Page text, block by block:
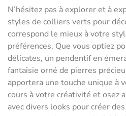
N’hésitez pas à explorer et à
styles de colliers verts pour
correspond le mieux à votre
préférences. Que vous optiez
délicates, un pendentif en
fantaisie orné de pierres
apportera une touche unique à
cours à votre créativité et osez
avec divers looks pour créer